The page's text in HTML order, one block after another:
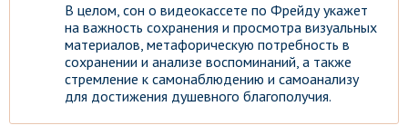
В целом, сон о видеокассете по Фрейду укажет
на важность сохранения и просмотра визуальных
материалов, метафорическую потребность в
сохранении и анализе воспоминаний, а также
стремление к самонаблюдению и самоанализу
для достижения душевного благополучия.